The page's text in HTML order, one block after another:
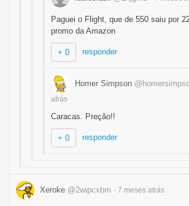
Paguei o Flight, que de 550 saiu por
promo da Amazon
+ 0 responder
Homer Simpson
atrás
Caracas. Preção!!
+ 0 responder
Xeroke @2wipcxbm - 7 meses atrás